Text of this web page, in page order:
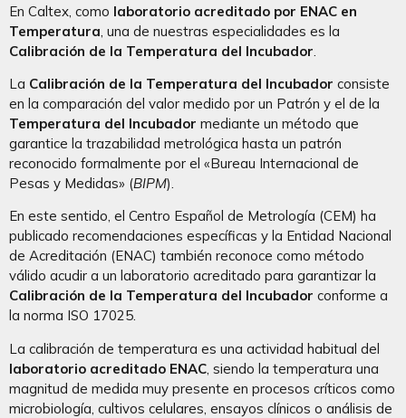
En Caltex, como laboratorio acreditado por ENAC en
Temperatura , una de nuestras especialidades es la
Calibración de la Temperatura del Incubador
La Calibración de la Temperatura del Incubador consiste
en la comparación del valor medido por un Patrón y el de la
Temperatura del Incubador mediante un método que
garantice la trazabilidad metrológica hasta un patrón
reconocido formalmente por el «Bureau Internacional de
Pesas y Medidas» (BIPM).
En este sentido, el Centro Español de Metrología (CEM) ha
publicado recomendaciones específicas y la Entidad Nacional
de Acreditación (ENAC) también reconoce como método
válido acudir a un laboratorio acreditado para garantizar la
Calibración de la Temperatura del Incubador conforme a
la norma ISO 17025.
La calibración de temperatura es una actividad habitual del
laboratorio acreditado ENAC , siendo la temperatura una
magnitud de medida muy presente en procesos críticos como
microbiología, cultivos celulares, ensayos clínicos o análisis de